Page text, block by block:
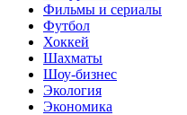
Фильмы и сериалы
Футбол
Хоккей
Шахматы
Шоу-бизнес
Экология
Экономика